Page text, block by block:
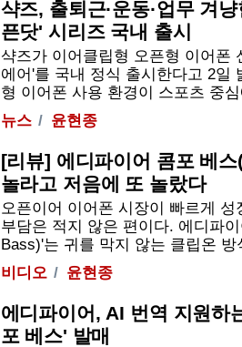
샥즈, 출퇴근·운동·업무 겨
픈닷' 시리즈 국내 출시
샥즈가 이어클립형 오픈형 이어폰
에어'를 국내 정식 출시한다고 2일
형 이어폰 사용 환경이 스포츠 중
뉴스
윤현종
[리뷰] 에디파이어 콤포 베
놀라고 저음에 또 놀랐다
오픈이어 이어폰 시장이 빠르게
부담은 적지 않은 편이다. 에디파
Bass)'는 귀를 막지 않는 클립온
비디오
윤현종
에디파이어, AI 번역 지원하
포 베스' 발매